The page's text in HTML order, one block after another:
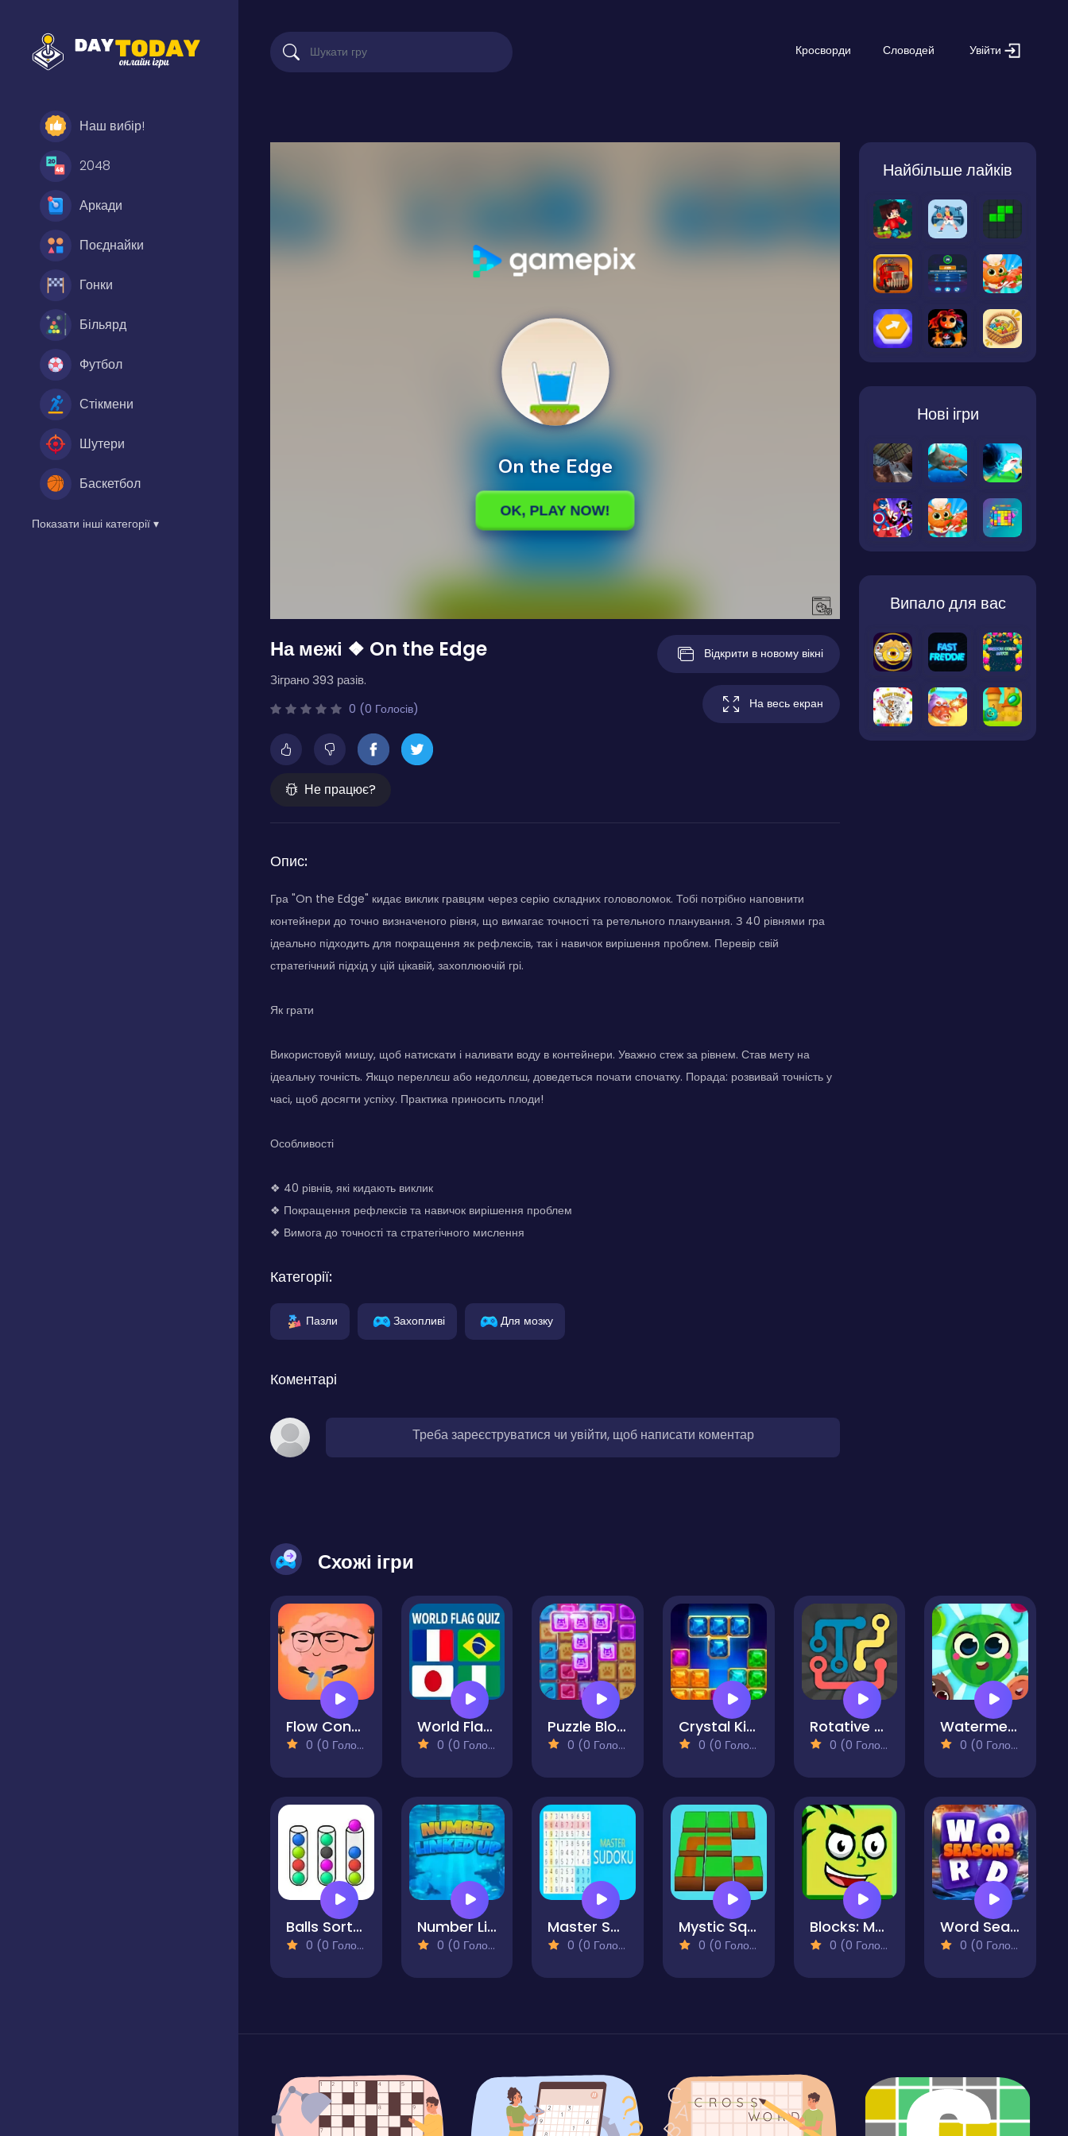
Наш вибір!
2048
Аркади
Поєднайки
Гонки
Більярд
Футбол
Стікмени
Шутери
Баскетбол
Показати інші категорії ▾
Кросворди Словодей Увійти
На межі ❖ On the Edge
Зіграно 393 разів.
0 (0 Голосів)
Не працює?
Відкрити в новому вікні
На весь екран
Опис:
Гра "On the Edge" кидає виклик гравцям через серію складних головоломок. Тобі потрібно наповнити
контейнери до точно визначеного рівня, що вимагає точності та ретельного планування. З 40 рівнями гра
ідеально підходить для покращення як рефлексів, так і навичок вирішення проблем. Перевір свій
стратегічний підхід у цій цікавій, захоплюючій грі.
Як грати
Використовуй мишу, щоб натискати і наливати воду в контейнери. Уважно стеж за рівнем. Став мету на
ідеальну точність. Якщо переллєш або недоллєш, доведеться почати спочатку. Порада: розвивай точність у
часі, щоб досягти успіху. Практика приносить плоди!
Особливості
❖ 40 рівнів, які кидають виклик
❖ Покращення рефлексів та навичок вирішення проблем
❖ Вимога до точності та стратегічного мислення
Категорії:
Пазли Захопливі Для мозку
Коментарі
Треба зареєструватися чи увійти, щоб написати коментар
Найбільше лайків
Нові ігри
Випало для вас
Схожі ігри
Flow Connect
0 (0 Голосів)
World Flag Quiz
0 (0 Голосів)
Puzzle Block
0 (0 Голосів)
Crystal Kingdom
0 (0 Голосів)
Rotative Pipes Puzzle
0 (0 Голосів)
Watermelon Merge Saga
0 (0 Голосів)
Balls Sorter - Puzzle
0 (0 Голосів)
Number Linked Up
0 (0 Голосів)
Master Sudoku
0 (0 Голосів)
Mystic Square. Mystery Trail
0 (0 Голосів)
Blocks: Move & Hit - PRO
0 (0 Голосів)
Word Seasons
0 (0 Голосів)